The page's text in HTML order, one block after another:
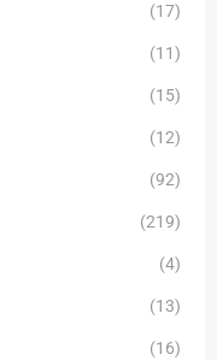
(17)
(11)
(15)
(12)
(92)
(219)
(4)
(13)
(16)